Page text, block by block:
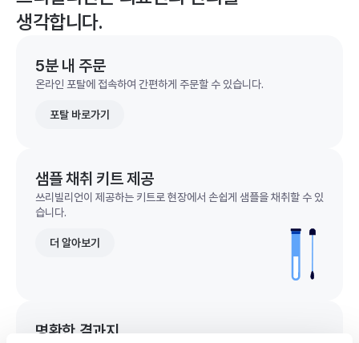
생각합니다.
5분 내 주문
온라인 포탈에 접속하여 간편하게 주문할 수 있습니다.
포탈 바로가기
샘플 채취 키트 제공
쓰리빌리언이 제공하는 키트로 현장에서 손쉽게 샘플을 채취할 수 있
습니다.
더 알아보기
명확한 결과지